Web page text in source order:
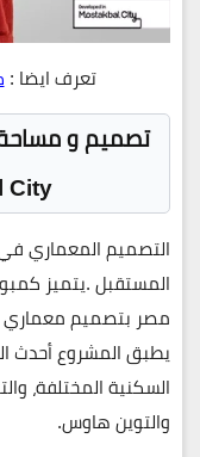
تعرف ايضا :
تصميم و
City
التصميم المعماري
المستقبل .يتميز
مصر بتصميم معماري
يطبق المشروع أحدث
السكنية المختلفة،
والتوين هاوس.